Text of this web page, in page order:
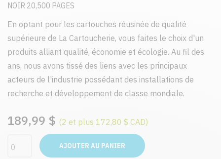
NOIR 20,500 PAGES
En optant pour les cartouches réusinée de qualité
supérieure de La Cartoucherie, vous faites le choix d'un
produits alliant qualité, économie et écologie. Au fil des
ans, nous avons tissé des liens avec les principaux
acteurs de l'industrie possédant des installations de
recherche et développement de classe mondiale.
189,99 $ (2 et plus 172,80 $ CAD)
AJOUTER AU PANIER